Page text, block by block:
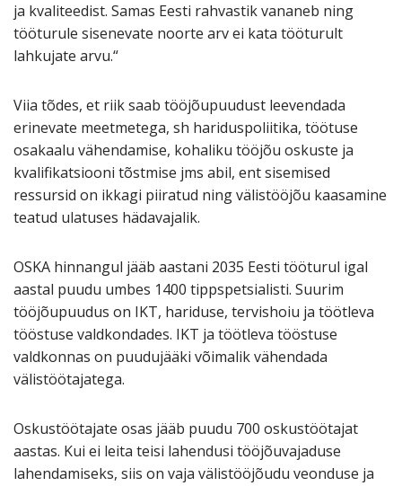
ja kvaliteedist. Samas Eesti rahvastik vananeb ning
tööturule sisenevate noorte arv ei kata tööturult
lahkujate arvu.“
Viia tõdes, et riik saab tööjõupuudust leevendada
erinevate meetmetega, sh hariduspoliitika, töötuse
osakaalu vähendamise, kohaliku tööjõu oskuste ja
kvalifikatsiooni tõstmise jms abil, ent sisemised
ressursid on ikkagi piiratud ning välistööjõu kaasamine
teatud ulatuses hädavajalik.
OSKA hinnangul jääb aastani 2035 Eesti tööturul igal
aastal puudu umbes 1400 tippspetsialisti. Suurim
tööjõupuudus on IKT, hariduse, tervishoiu ja töötleva
tööstuse valdkondades. IKT ja töötleva tööstuse
valdkonnas on puudujääki võimalik vähendada
välistöötajatega.
Oskustöötajate osas jääb puudu 700 oskustöötajat
aastas. Kui ei leita teisi lahendusi tööjõuvajaduse
lahendamiseks, siis on vaja välistööjõudu veonduse ja